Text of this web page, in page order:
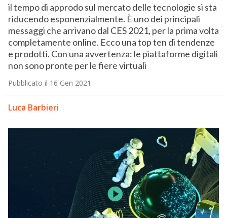
il tempo di approdo sul mercato delle tecnologie si sta
riducendo esponenzialmente. È uno dei principali
messaggi che arrivano dal CES 2021, per la prima volta
completamente online. Ecco una top ten di tendenze
e prodotti. Con una avvertenza: le piattaforme digitali
non sono pronte per le fiere virtuali
Pubblicato il 16 Gen 2021
Luca Barbieri